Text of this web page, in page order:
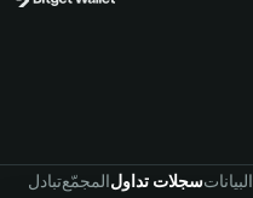
تبادلالمجمّعسجلات تداولالبيانات